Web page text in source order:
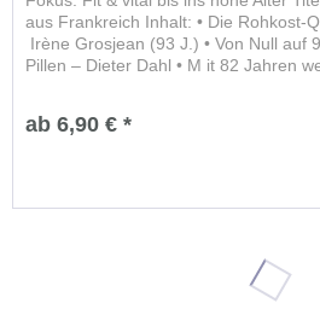
aus Frankreich Inhalt: • Die Rohkost-
Irène Grosjean (93 J.) • Von Null auf
Pillen – Dieter Dahl • M it 82 Jahren
ab 6,90 € *